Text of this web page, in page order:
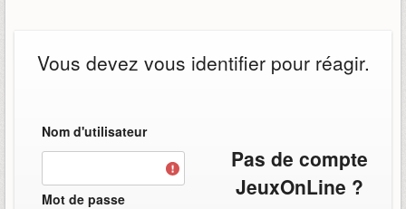
Vous devez vous identifier pour réagir.
Nom d'utilisateur
Mot de passe
Pas de compte
JeuxOnLine ?